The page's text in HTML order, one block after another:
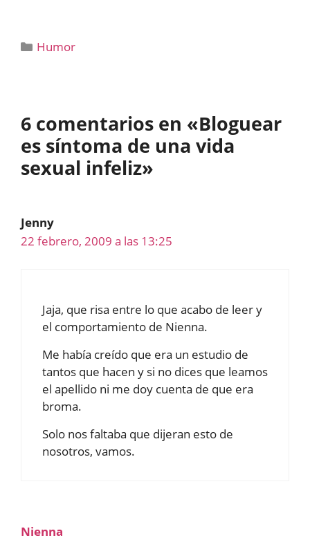
Categorías
Humor
6 comentarios en «Bloguear
es síntoma de una vida
sexual infeliz»
Jenny
22 febrero, 2009 a las 13:25
Jaja, que risa entre lo que acabo de leer y
el comportamiento de Nienna.
Me había creído que era un estudio de
tantos que hacen y si no dices que leamos
el apellido ni me doy cuenta de que era
broma.
Solo nos faltaba que dijeran esto de
nosotros, vamos.
Nienna